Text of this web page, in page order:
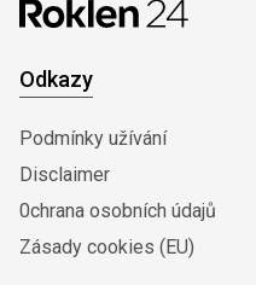
Odkazy
Podmínky užívání
Disclaimer
0chrana osobních údajů
Zásady cookies (EU)